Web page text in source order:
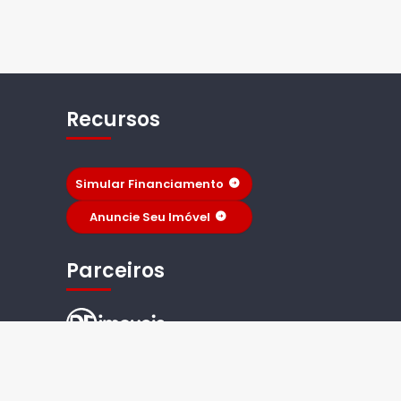
Recursos
Simular Financiamento
Anuncie Seu Imóvel
Parceiros